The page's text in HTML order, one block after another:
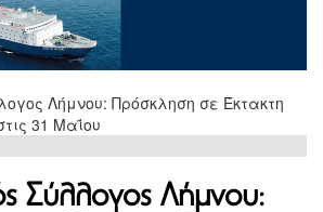
Σύλλογος Λήμνου: